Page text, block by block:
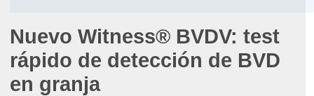
Nuevo Witness® BVDV: test
rápido de detección de BVD
en granja